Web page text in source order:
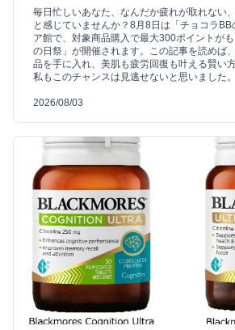
毎日忙しいあなた、なんだか疲れが取れない
と感じていませんか？8月8日は「チョコラ
ア館で、対象商品購入で最大300ポイントが
の日祭」が開催されます。この記事を読めば
品を手に入れ、美肌も疲労回復も叶える賢い
私もこのチャンスは見逃せないと思いました。
2026/08/03